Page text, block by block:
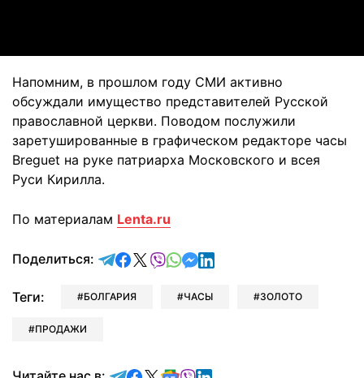
Напомним, в прошлом году СМИ активно
обсуждали имущество представителей Русской
православной церкви. Поводом послужили
заретушированные в графическом редакторе часы
Breguet на руке патриарха Московского и всея
Руси Кирилла.
По материалам Lenta.ru
Поделиться: отправить в Telegram
поделиться в Facebook
поделиться в X
отправить в Viber
отправить в Whatsapp
отправить в Messenger
отправить в LinkedIn
Теги: БОЛГАРИЯ ЧАСЫ ЗОЛОТО
ПРОДАЖИ
Читайте в Telegram
Читайте в Facebook
Читайте в X
Читайте в Google news
Читайте в Viber
Читайте в LinkedIn